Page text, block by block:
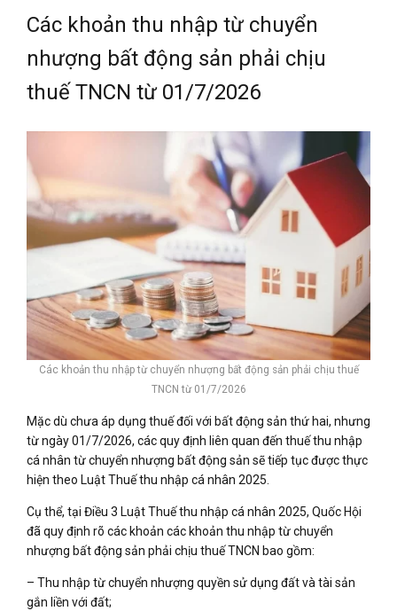
Các khoản thu nhập từ chuyển
nhượng bất động sản phải chịu
thuế TNCN từ 01/7/2026
Các khoản thu nhập từ chuyển nhượng bất động sản phải chịu thuế
TNCN từ 01/7/2026
Mặc dù chưa áp dụng thuế đối với bất động sản thứ hai, nhưng
từ ngày 01/7/2026, các quy định liên quan đến thuế thu nhập
cá nhân từ chuyển nhượng bất động sản sẽ tiếp tục được thực
hiện theo Luật Thuế thu nhập cá nhân 2025.
Cụ thể, tại Điều 3 Luật Thuế thu nhập cá nhân 2025, Quốc Hội
đã quy định rõ các khoản các khoản thu nhập từ chuyển
nhượng bất động sản phải chịu thuế TNCN bao gồm:
– Thu nhập từ chuyển nhượng quyền sử dụng đất và tài sản
gắn liền với đất;